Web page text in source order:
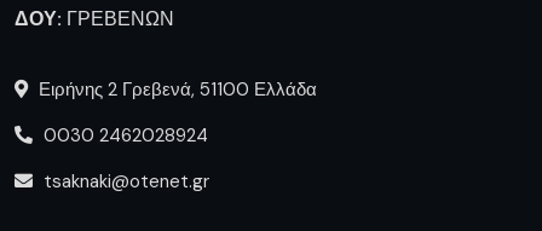
ΔΟΥ: ΓΡΕΒΕΝΩΝ
Ειρήνης 2 Γρεβενά, 51100 Ελλάδα
0030 2462028924
tsaknaki@otenet.gr